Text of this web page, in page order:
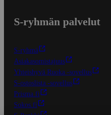
S-ryhmän palvelut
S-ryhmä
Asiakasomistajuus
Yhteishyvä Ruoka -sovellus
S-ostoslista -sovellus
Prisma.fi
Sokos.fi